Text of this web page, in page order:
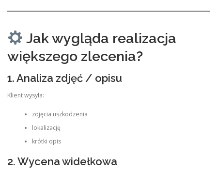
Jak wygląda realizacja
większego zlecenia?
1. Analiza zdjęć / opisu
Klient wysyła:
zdjęcia uszkodzenia
lokalizację
krótki opis
2. Wycena widełkowa